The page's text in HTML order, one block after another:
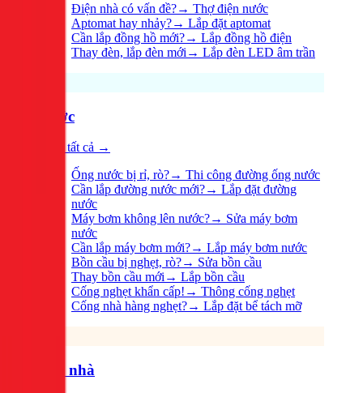
Điện nhà có vấn đề?→ Thợ điện nước
Aptomat hay nhảy?→ Lắp đặt aptomat
Cần lắp đồng hồ mới?→ Lắp đồng hồ điện
Thay đèn, lắp đèn mới → Lắp đèn LED âm trần
Nước
Xem tất cả →
Ống nước bị rỉ, rò?→ Thi công đường ống nước
Cần lắp đường nước mới?→ Lắp đặt đường
nước
Máy bơm không lên nước?→ Sửa máy bơm
nước
Cần lắp máy bơm mới?→ Lắp máy bơm nước
Bồn cầu bị nghẹt, rò?→ Sửa bồn cầu
Thay bồn cầu mới → Lắp bồn cầu
Cống nghẹt khẩn cấp! → Thông cống nghẹt
Cống nhà hàng nghẹt?→ Lắp đặt bể tách mỡ
Sửa nhà